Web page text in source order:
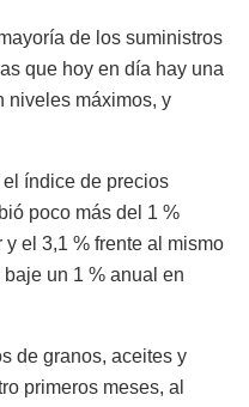
de los suministros
que hoy en día hay una
niveles máximos, y
índice de precios
poco más del 1 %
el 3,1 % frente al mismo
un 1 % anual en
de granos, aceites y
primeros meses, al